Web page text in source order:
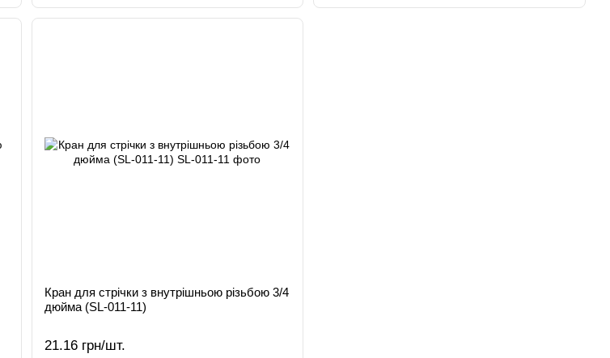
Кран для стрічки з внутрішньою різьбою 3/4
дюйма (SL-011-11)
21.16 грн/шт.